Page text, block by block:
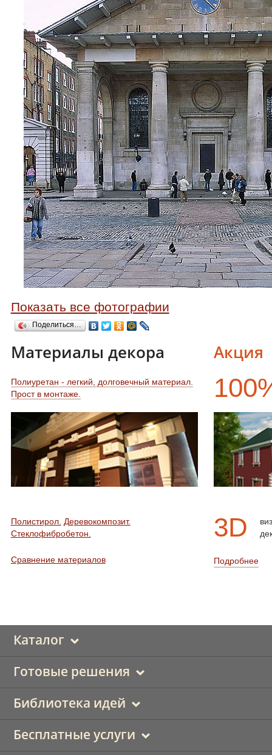
Показать все фотографии
Поделиться…
Акция
3D
Подробнее
Материалы декора
Полиуретан - легкий, долговечный материал.
Прост в монтаже.
Полистирол. Деревокомпозит.
Стеклофибробетон.
Сравнение материалов
Каталог
Готовые решения
Библиотека идей
Бесплатные услуги